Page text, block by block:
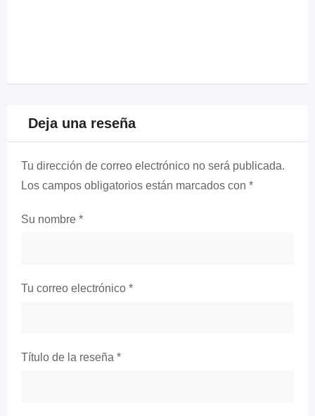
Deja una reseña
Tu dirección de correo electrónico no será publicada.
Los campos obligatorios están marcados con *
Su nombre *
Tu correo electrónico *
Título de la reseña *